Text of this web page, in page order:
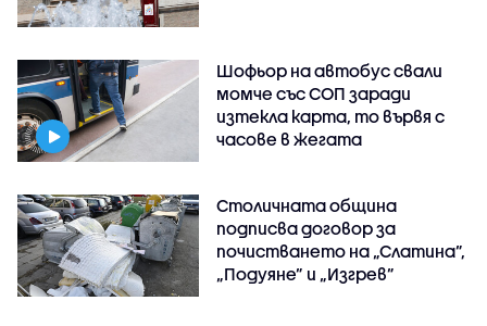
Шофьор на автобус свали
момче със СОП заради
изтекла карта, то вървя с
часове в жегата
Столичната община
подписва договор за
почистването на „Слатина”,
„Подуяне” и „Изгрев”